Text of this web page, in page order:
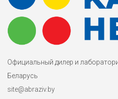
Официальный дилер и
Беларусь
site@abraziv.by